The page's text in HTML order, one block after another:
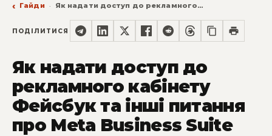
Гайди Як надати доступ до рекламного кабінету Фейсбук та інші питання про Meta Business Suite
ПОДІЛИТИСЯ
Як надати доступ до
рекламного кабінету
Фейсбук та інші питання
про Meta Business Suite